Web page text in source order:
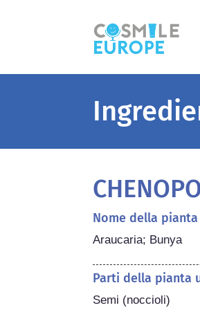
Nome della pianta
Araucaria; Bunya
Parti della pianta
Semi (noccioli)